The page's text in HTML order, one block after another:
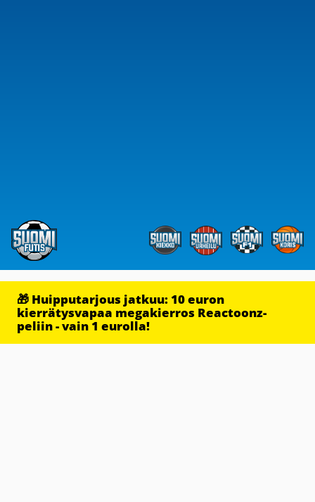
🎁 Huipputarjous jatkuu: 10 euron
kierrätysvapaa megakierros Reactoonz-
peliin - vain 1 eurolla!